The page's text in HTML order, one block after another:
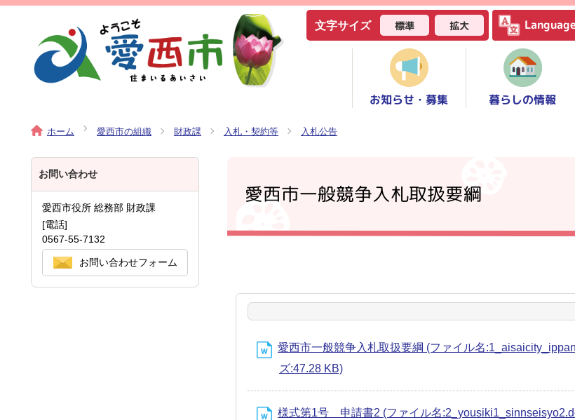
文字サイズ 標準 拡大
お知らせ・募集 暮らしの情報
ホーム 愛西市の組織 財政課 入札・契約等 入札公告
愛西市一般競争入札取扱要綱
愛西市一般競争入札取扱要綱 (ファイル名
ズ:47.28 KB)
様式第1号 申請書2 (ファイル名
お問い合わせ
愛西市役所 総務部 財政課
[電話]
0567-55-7132
お問い合わせフォーム